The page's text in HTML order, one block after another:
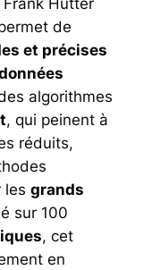
Hutter
de
et précises
algorithmes
, qui peinent à
réduits,
les grands
sur 100
, cet
en